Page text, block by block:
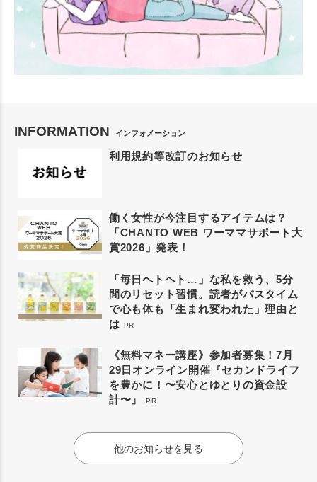
INFORMATION インフォメーション
利用規約等改訂のお知らせ
働く女性が今注目するアイテムは？
「CHANTO WEB ワーママサポート大
賞2026」発表！
「毎日ヘトヘト…」な私を救う、5分
間のリセット習慣。読者がバスタイム
で心も体も「生まれ変われた」理由と
は PR
《無料マネー講座》参加者募集！7月
29日オンライン開催『セカンドライフ
を豊かに！〜安心とゆとりの資金設
計〜』
PR
他のお知らせを見る